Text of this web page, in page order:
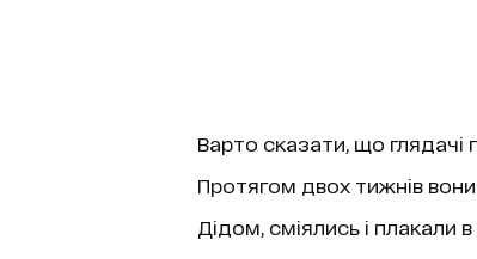
Варто сказати, що глядачі
Протягом двох тижнів
Дідом, сміялись і